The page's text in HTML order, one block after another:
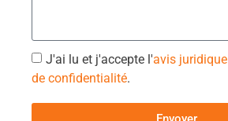
J'ai lu et j'accepte l'avis juridique
de confidentialité.